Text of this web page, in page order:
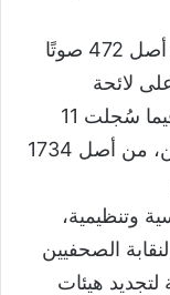
وحصدت اللائحة الفائزة 440 صوتًا من أصل 472 صوتًا
لائحة
“الخلاص” التي حصلت على 15 صوتًا، فيما سُجلت 11
ورقة محايدة، إلى جانب ورقتين ملغيتين، من أصل 1734
وتنظيمية،
الصحفيين
هيئات